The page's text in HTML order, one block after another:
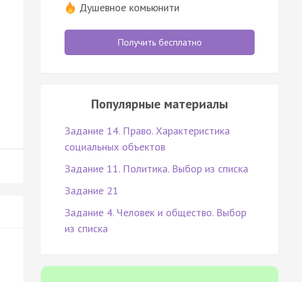
Душевное комьюнити
Получить бесплатно
Популярные материалы
Задание 14. Право. Характеристика
социальных объектов
Задание 11. Политика. Выбор из списка
Задание 21
Задание 4. Человек и общество. Выбор
из списка